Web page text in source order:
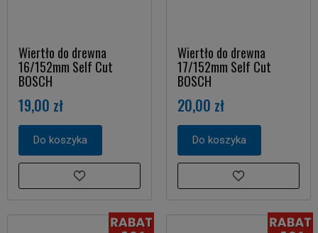
Wiertło do drewna
16/152mm Self Cut
BOSCH
19,00 zł
Do koszyka
Wiertło do drewna
17/152mm Self Cut
BOSCH
20,00 zł
Do koszyka